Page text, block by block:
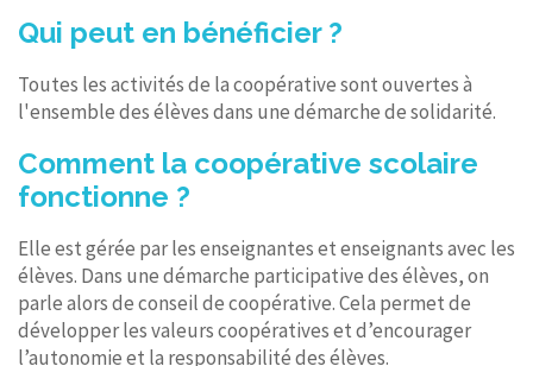
Qui peut en bénéficier ?
Toutes les activités de la coopérative sont ouvertes à
l'ensemble des élèves dans une démarche de solidarité.
Comment la coopérative scolaire
fonctionne ?
Elle est gérée par les enseignantes et enseignants avec les
élèves. Dans une démarche participative des élèves, on
parle alors de conseil de coopérative. Cela permet de
développer les valeurs coopératives et d’encourager
l’autonomie et la responsabilité des élèves.